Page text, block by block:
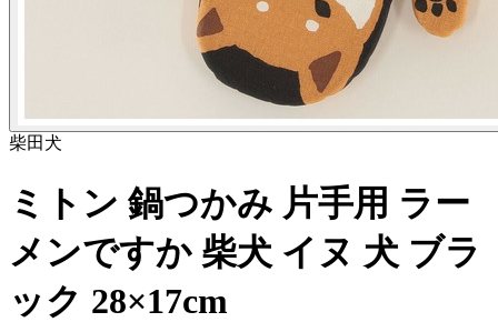
柴田 犬
ミトン 鍋つかみ 片手用 ラー
メンですか 柴犬 イヌ 犬 ブラ
ック 28×17cm